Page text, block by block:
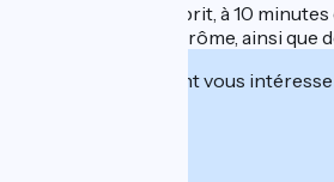
Situé à Pont-St-Esprit, à 10
l'Ardèche et de la Drôme, ainsi
Cet établissement vous